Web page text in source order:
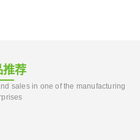
推荐
sales in one of the manufacturing